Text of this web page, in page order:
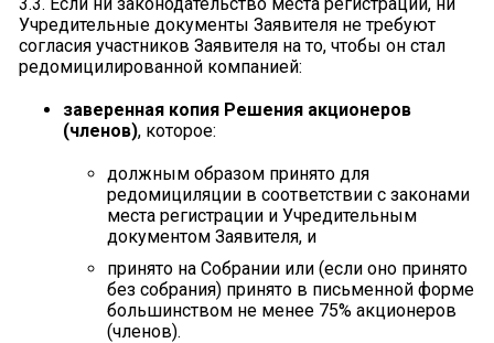
Учредительные документы Заявителя не требуют
согласия участников Заявителя на то, чтобы он стал
редомицилированной компанией:
заверенная копия Решения акционеров
(членов), которое:
должным образом принято для
редомициляции в соответствии с законами
места регистрации и Учредительным
документом Заявителя, и
принято на Собрании или (если оно принято
без собрания) принято в письменной форме
большинством не менее 75% акционеров
(членов).